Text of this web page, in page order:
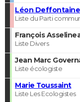
Léon
Liste du Parti
François
Liste Divers
Jean Marc
Liste écologiste
Marie Toussaint
Liste Les Ecologistes